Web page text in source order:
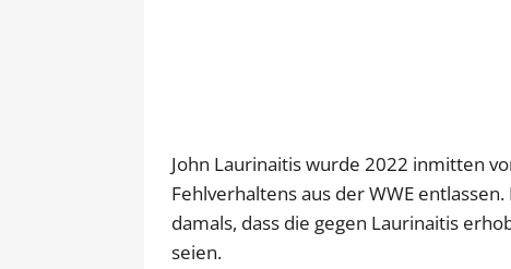
John Laurinaitis wurde 2022 inmitten
Fehlverhaltens aus der WWE
damals, dass die gegen Laurinaitis
seien.